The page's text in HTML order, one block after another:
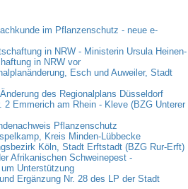
im Pflanzenschutz - neue e-
in NRW - Ministerin Ursula Heinen-
in NRW vor
Esch und Auweiler, Stadt
des Regionalplans Düsseldorf
Emmerich am Rhein - Kleve (BZG Unterer
Pflanzenschutz
Kreis Minden-Lübbecke
Köln, Stadt Erftstadt (BZG Rur-Erft)
Afrikanischen Schweinepest -
Unterstützung
Ergänzung Nr. 28 des LP der Stadt